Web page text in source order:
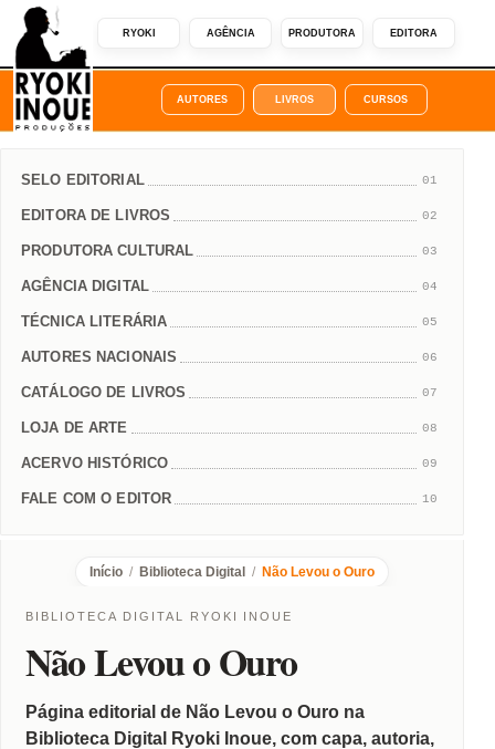
RYOKI AGÊNCIA PRODUTORA EDITORA
AUTORES LIVROS CURSOS
SELO EDITORIAL 01
EDITORA DE LIVROS 02
PRODUTORA CULTURAL 03
AGÊNCIA DIGITAL 04
TÉCNICA LITERÁRIA 05
AUTORES NACIONAIS 06
CATÁLOGO DE LIVROS 07
LOJA DE ARTE 08
ACERVO HISTÓRICO 09
FALE COM O EDITOR 10
Início / Biblioteca Digital / Não Levou o Ouro
BIBLIOTECA DIGITAL RYOKI INOUE
Não Levou o Ouro
Página editorial de Não Levou o Ouro na
Biblioteca Digital Ryoki Inoue, com capa, autoria,